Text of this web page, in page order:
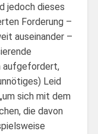
jedoch dieses
Forderung –
auseinander –
aufgefordert,
Leid
sich mit dem
die davon